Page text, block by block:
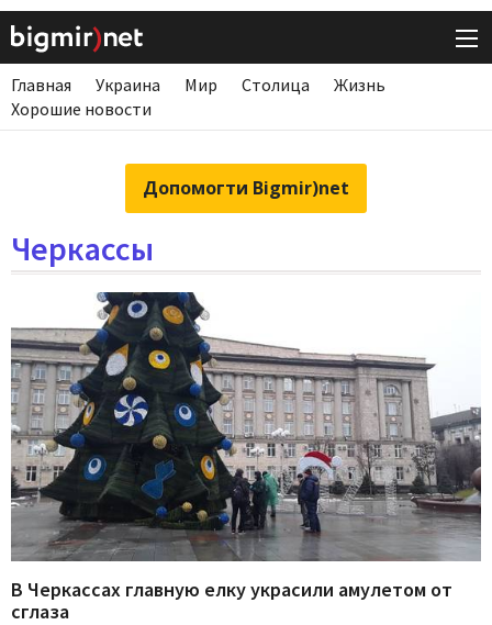
Главная Украина Мир Столица
Жизнь
Хорошие новости
Допомогти Bigmir)net
Черкассы
В Черкассах главную елку украсили амулетом от
сглаза